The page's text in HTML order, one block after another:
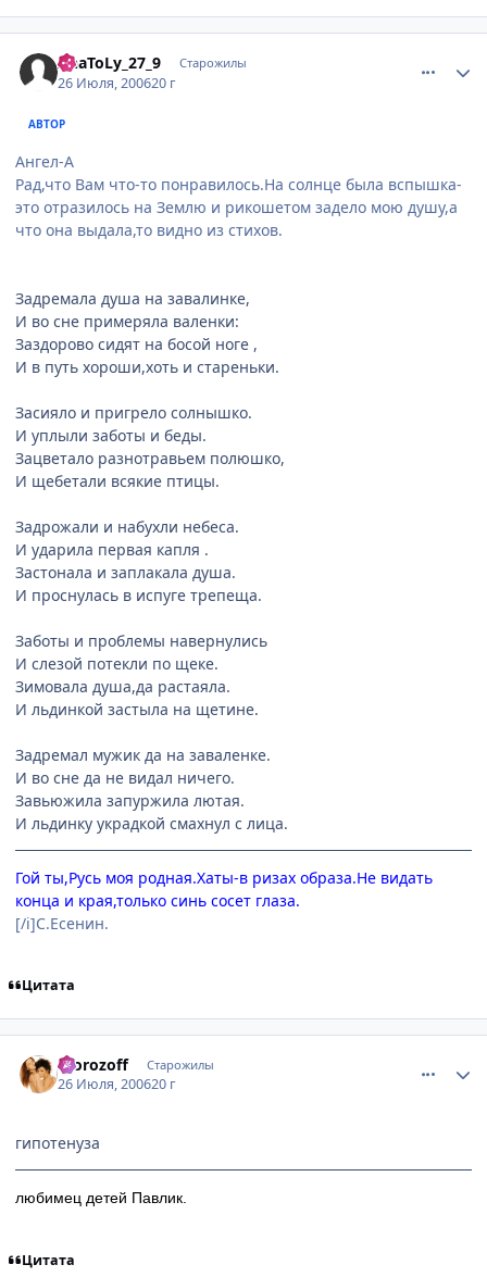
AnaToLy_27_9 Старожилы
26 Июля, 200620 г
АВТОР
Ангел-А
Рад,что Вам что-то понравилось.На солнце была вспышка-
это отразилось на Землю и рикошетом задело мою душу,а
что она выдала,то видно из стихов.
Задремала душа на завалинке,
И во сне примеряла валенки:
Заздорово сидят на босой ноге ,
И в путь хороши,хоть и стареньки.
Засияло и пригрело солнышко.
И уплыли заботы и беды.
Зацветало разнотравьем полюшко,
И щебетали всякие птицы.
Задрожали и набухли небеса.
И ударила первая капля .
Застонала и заплакала душа.
И проснулась в испуге трепеща.
Заботы и проблемы навернулись
И слезой потекли по щеке.
Зимовала душа,да растаяла.
И льдинкой застыла на щетине.
Задремал мужик да на заваленке.
И во сне да не видал ничего.
Завьюжила запуржила лютая.
И льдинку украдкой смахнул с лица.
Гой ты,Русь моя родная.Хаты-в ризах образа.Не видать
конца и края,только синь сосет глаза.
[/i]С.Есенин.
Цитата
morozoff Старожилы
26 Июля, 200620 г
гипотенуза
любимец детей Павлик.
Цитата